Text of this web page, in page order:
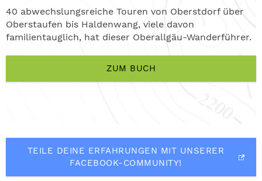
40 abwechslungsreiche Touren von Oberstdorf über
Oberstaufen bis Haldenwang, viele davon
familientauglich, hat dieser Oberallgäu-Wanderführer.
ZUM BUCH
TEILE DEINE ERFAHRUNGEN MIT UNSERER
FACEBOOK-COMMUNITY!